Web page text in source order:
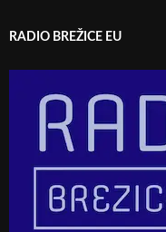
RADIO BREŽICE EU